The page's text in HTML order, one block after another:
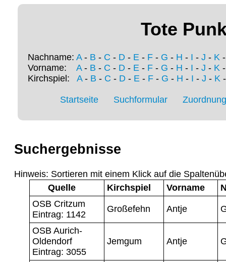
Tote
Nachname: A- B - C - D - E - F - G - H - I - J - K
Vorname: A- B - C - D - E - F - G - H - I - J - K
Kirchspiel: A- B - C - D- E- F- G - H - I - J - K
Startseite Suchformular
Suchergebnisse
Hinweis: Sortieren mit einem Klick auf die
Quelle
Kirchspiel Vorname
OSB Critzum
Eintrag: 1142
Großefehn Antje
OSB Aurich-
Oldendorf
Eintrag: 3055
Jemgum Antje